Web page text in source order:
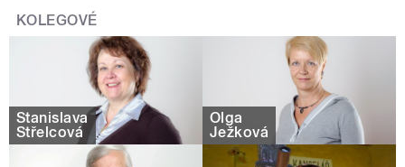
KOLEGOVÉ
Stanislava
Střelcová
Olga
Ježková